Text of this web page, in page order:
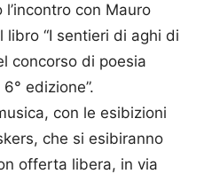
con Mauro
libro “I sentieri di aghi di
concorso di poesia
edizione”.
con le esibizioni
che si esibiranno
offerta libera, in via